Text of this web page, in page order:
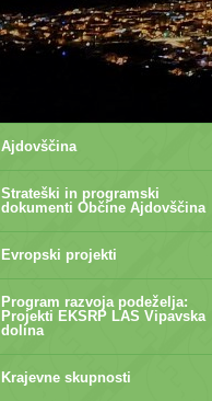
Ajdovščina
Strateški in programski
dokumenti Občine Ajdovščina
Evropski projekti
Program razvoja podeželja:
Projekti EKSRP LAS Vipavska
dolina
Krajevne skupnosti